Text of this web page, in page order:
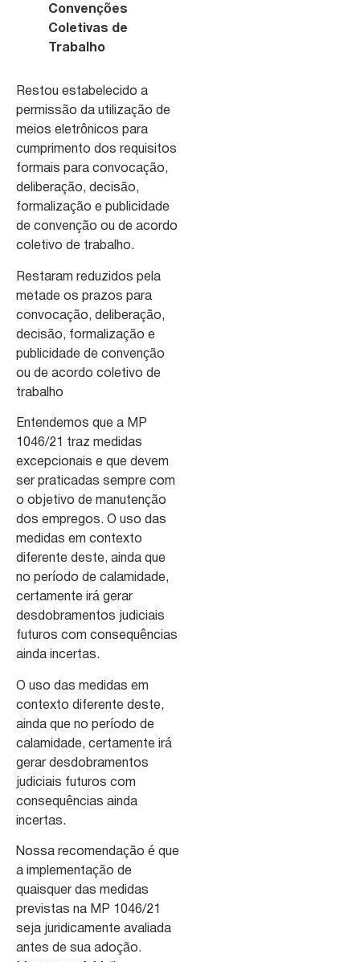
Convenções
Coletivas de
Trabalho
Restou estabelecido a
permissão da utilização de
meios eletrônicos para
cumprimento dos requisitos
formais para convocação,
deliberação, decisão,
formalização e publicidade
de convenção ou de acordo
coletivo de trabalho.
Restaram reduzidos pela
metade os prazos para
convocação, deliberação,
decisão, formalização e
publicidade de convenção
ou de acordo coletivo de
trabalho
Entendemos que a MP
1046/21 traz medidas
excepcionais e que devem
ser praticadas sempre com
o objetivo de manutenção
dos empregos. O uso das
medidas em contexto
diferente deste, ainda que
no período de calamidade,
certamente irá gerar
desdobramentos judiciais
futuros com consequências
ainda incertas.
O uso das medidas em
contexto diferente deste,
ainda que no período de
calamidade, certamente irá
gerar desdobramentos
judiciais futuros com
consequências ainda
incertas.
Nossa recomendação é que
a implementação de
quaisquer das medidas
previstas na MP 1046/21
seja juridicamente avaliada
antes de sua adoção.